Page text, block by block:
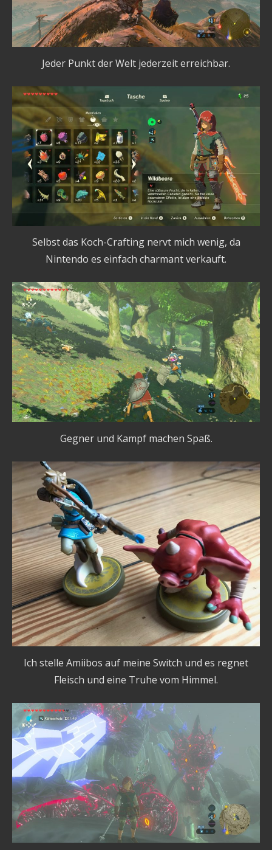
Jeder Punkt der Welt jederzeit erreichbar.
Selbst das Koch-Crafting nervt mich wenig, da
Nintendo es einfach charmant verkauft.
Gegner und Kampf machen Spaß.
Ich stelle Amiibos auf meine Switch und es regnet
Fleisch und eine Truhe vom Himmel.